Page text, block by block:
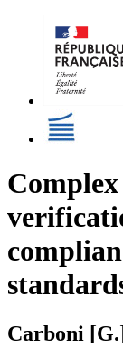
Carboni